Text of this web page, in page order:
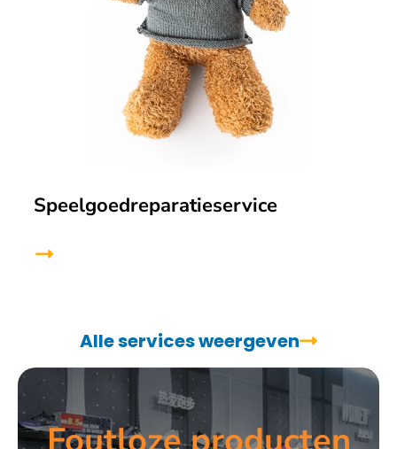
Speelgoedreparatieservice
Alle services weergeven